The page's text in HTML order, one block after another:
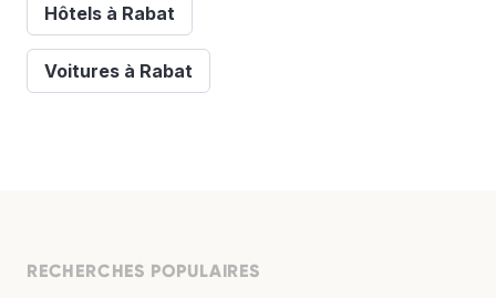
Hôtels à Rabat
Voitures à Rabat
RECHERCHES POPULAIRES